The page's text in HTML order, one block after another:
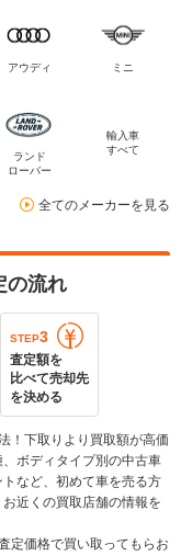
アウディ ミニ
ランド
ローバー
輸入車
すべて
全てのメーカーを見る
の流れ
STEP3
査定額を
比べて売却先
を決める
！下取りより買取額が高価
ボディタイプ別の中古車
など、初めて車を売る方
近くの買取店舗の情報を
定価格で買い取ってもらお